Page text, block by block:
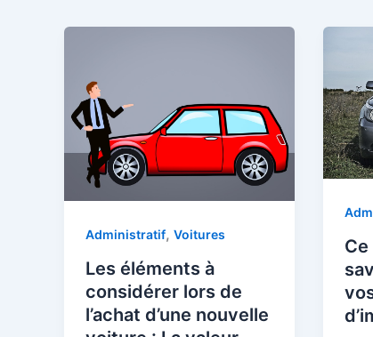
Administratif, Voitures
Les éléments à
considérer lors de
l’achat d’une nouvelle